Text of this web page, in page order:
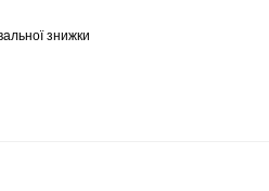
знижки